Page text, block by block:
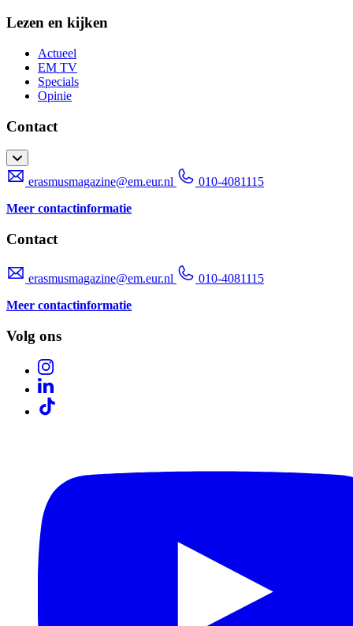
Lezen en kijken
Actueel
EM TV
Specials
Opinie
Contact
erasmusmagazine@em.eur.nl
010-4081115
Meer contactinformatie
Contact
erasmusmagazine@em.eur.nl
010-4081115
Meer contactinformatie
Volg ons